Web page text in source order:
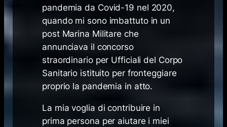
pandemia da Covid-19 nel 2020,
quando mi sono imbattuto in un
post Marina Militare che
annunciava il concorso
straordinario per Ufficiali del Corpo
Sanitario istituito per fronteggiare
proprio la pandemia in atto.
La mia voglia di contribuire in
prima persona per aiutare i miei